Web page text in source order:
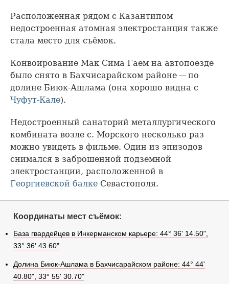
Расположенная рядом с Казантипом
недостроенная атомная электростанция также
стала место для съёмок.
Конвоирование Мак Сима Гаем на автопоезде
было снято в Бахчисарайском районе — по
долине Биюк-Ашлама (она хорошо видна с
Чуфут-Кале).
Недостроенный санаторий металлургического
комбината возле с. Морского несколько раз
можно увидеть в фильме. Один из эпизодов
снимался в заброшенной подземной
электростанции, расположенной в
Георгиевской балке Севастополя.
Координаты мест съёмок:
База гвардейцев в Инкерманском карьере: 44° 36' 14.50",
33° 36' 43.60"
Долина Биюк-Ашлама в Бахчисарайском районе: 44° 44'
40.80", 33° 55' 30.70"